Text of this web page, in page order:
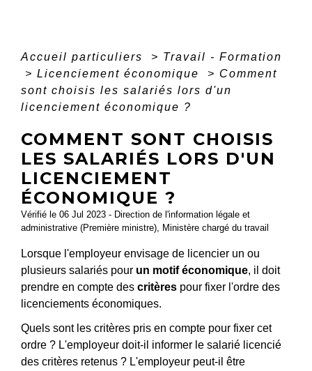
Accueil particuliers > Travail - Formation
> Licenciement économique > Comment
sont choisis les salariés lors d'un
licenciement économique ?
COMMENT SONT CHOISIS
LES SALARIÉS LORS D'UN
LICENCIEMENT
ÉCONOMIQUE ?
Vérifié le 06 Jul 2023 - Direction de l'information légale et
administrative (Première ministre), Ministère chargé du travail
Lorsque l'employeur envisage de licencier un ou
plusieurs salariés pour un motif économique, il doit
prendre en compte des critères pour fixer l'ordre des
licenciements économiques.
Quels sont les critères pris en compte pour fixer cet
ordre ? L'employeur doit-il informer le salarié licencié
des critères retenus ? L'employeur peut-il être